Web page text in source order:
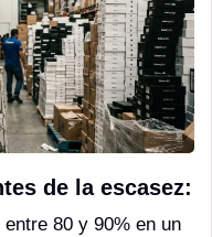
de la escasez:
entre 80 y 90% en un